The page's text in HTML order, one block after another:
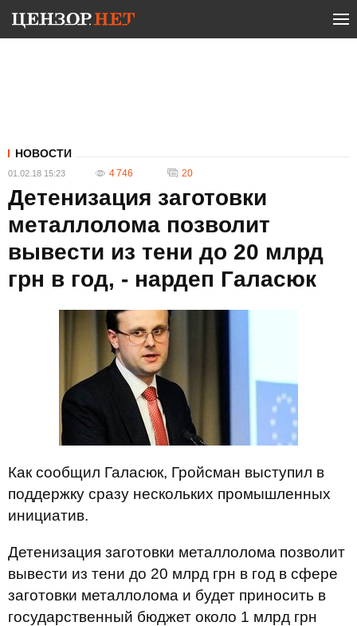
НОВОСТИ
01.02.18 15:23 4 746 20
Детенизация заготовки
металлолома позволит
вывести из тени до 20 млрд
грн в год, - нардеп Галасюк
Как сообщил Галасюк, Гройсман выступил в
поддержку сразу нескольких промышленных
инициатив.
Детенизация заготовки металлолома позволит
вывести из тени до 20 млрд грн в год в сфере
заготовки металлолома и будет приносить в
государственный бюджет около 1 млрд грн